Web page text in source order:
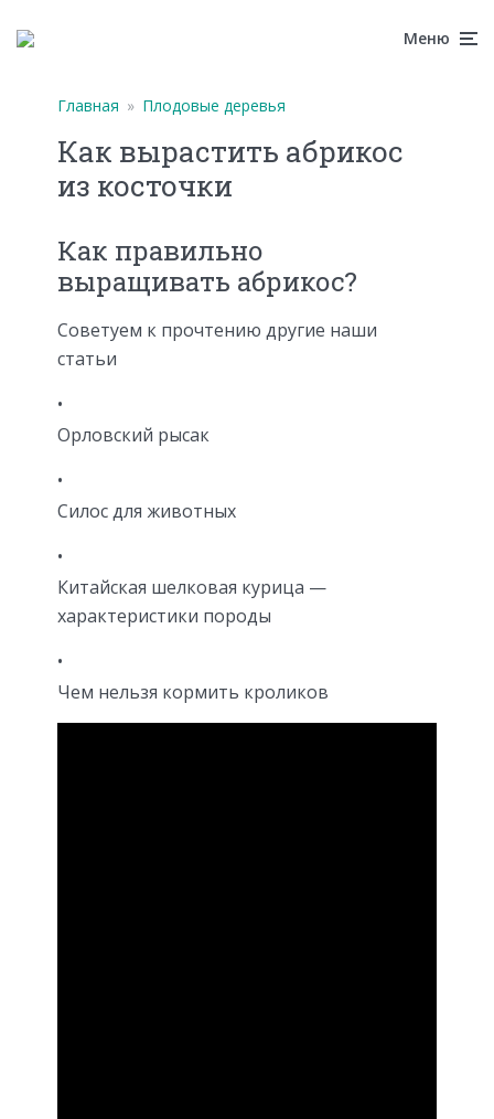
Меню
Главная » Плодовые деревья
Как вырастить абрикос
из косточки
Как правильно
выращивать абрикос?
Советуем к прочтению другие наши
статьи
Орловский рысак
Силос для животных
Китайская шелковая курица —
характеристики породы
Чем нельзя кормить кроликов